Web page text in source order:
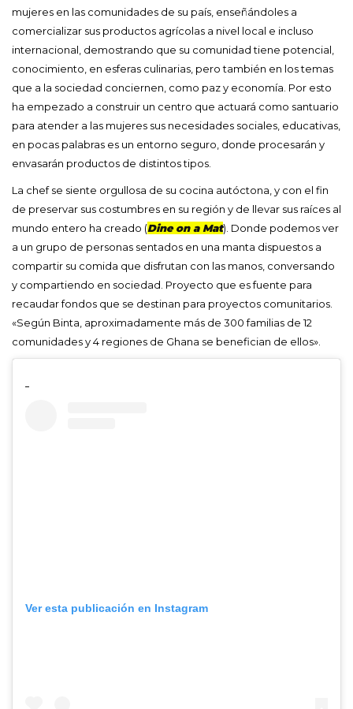
mujeres en las comunidades de su país, enseñándoles a
comercializar sus productos agrícolas a nivel local e incluso
internacional, demostrando que su comunidad tiene potencial,
conocimiento, en esferas culinarias, pero también en los temas
que a la sociedad conciernen, como paz y economía. Por esto
ha empezado a construir un centro que actuará como santuario
para atender a las mujeres sus necesidades sociales, educativas,
en pocas palabras es un entorno seguro, donde procesarán y
envasarán productos de distintos tipos.
La chef se siente orgullosa de su cocina autóctona, y con el fin
de preservar sus costumbres en su región y de llevar sus raíces al
mundo entero ha creado (Dine on a Mat). Donde podemos ver
a un grupo de personas sentados en una manta dispuestos a
compartir su comida que disfrutan con las manos, conversando
y compartiendo en sociedad. Proyecto que es fuente para
recaudar fondos que se destinan para proyectos comunitarios.
«Según Binta, aproximadamente más de 300 familias de 12
comunidades y 4 regiones de Ghana se benefician de ellos».
Ver esta publicación en Instagram